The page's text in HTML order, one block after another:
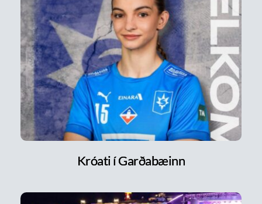
Króati í Garðabæinn